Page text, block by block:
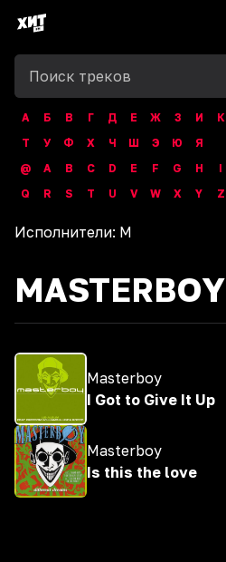
А Б В Г Д Е Ж З И К
Т
У Ф Х Ч Ш Э Ю
Я
@
A B C D E F G H I
Q
R S T U V W X Y Z
Исполнители: M
MASTERBOY
Masterboy
I Got to Give It Up
Masterboy
Is this the love